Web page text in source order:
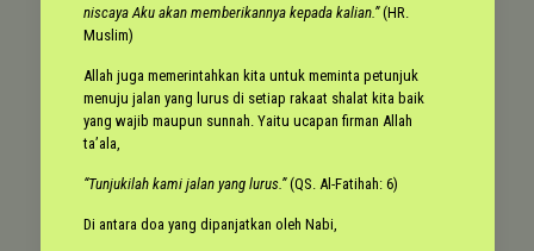
niscaya Aku akan memberikannya kepada kalian.”(HR.
Muslim)
Allah juga memerintahkan kita untuk meminta petunjuk
menuju jalan yang lurus di setiap rakaat shalat kita baik
yang wajib maupun sunnah. Yaitu ucapan firman Allah
ta’ala,
“Tunjukilah kami jalan yang lurus.”(QS. Al-Fatihah: 6)
Di antara doa yang dipanjatkan oleh Nabi,